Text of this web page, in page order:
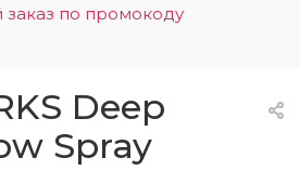
по промокоду
0
Deep
Spray